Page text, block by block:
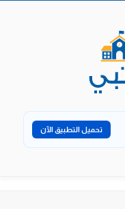
تحميل التطبيق الآن